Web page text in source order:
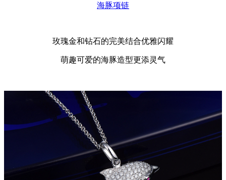
海豚项链
玫瑰金和钻石的完美结合优雅闪耀
萌趣可爱的海豚造型更添灵气